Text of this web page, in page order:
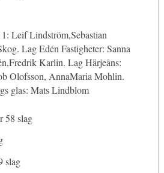
Leif Lindström,Sebastian
Lag Edén Fastigheter: Sanna
Karlin. Lag Härjeåns:
Olofsson, AnnaMaria Mohlin.
glas: Mats Lindblom
58 slag
slag